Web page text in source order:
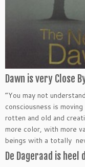
Dawn is very Close
“You may not
consciousness is
rotten and old and
more color, with more
beings with a totally
De Dageraad is